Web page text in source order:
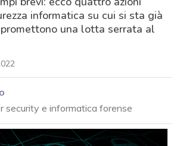
informatica su cui si sta già
una lotta serrata al
security e informatica forense